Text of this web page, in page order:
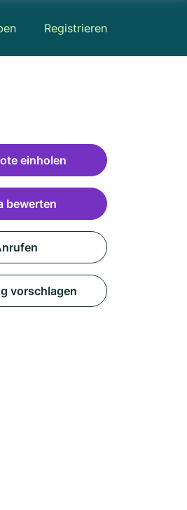
Registrieren
einholen
bewerten
vorschlagen